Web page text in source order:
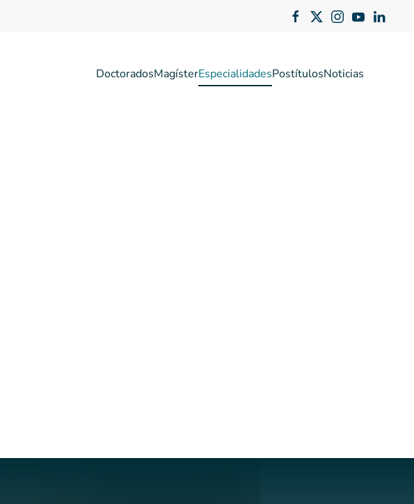
DoctoradosMagísterEspecialidadesPostítulosNoticias